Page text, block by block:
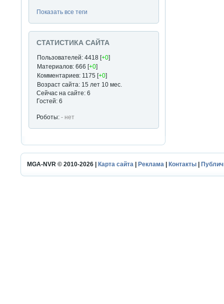
Показать все теги
СТАТИСТИКА САЙТА
Пользователей: 4418 [+0]
Материалов: 666 [+0]
Комментариев: 1175 [+0]
Возраст сайта: 15 лет 10 мес.
Сейчас на сайте: 6
Гостей: 6
Роботы:- нет
MGA-NVR © 2010-2026 | Карта сайта Реклама Контакты